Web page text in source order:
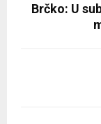
Brčko: U